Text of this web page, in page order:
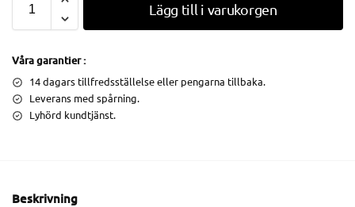
Lägg till i varukorgen
Våra garantier :
14 dagars tillfredsställelse eller pengarna tillbaka.
Leverans med spårning.
Lyhörd kundtjänst.
Beskrivning